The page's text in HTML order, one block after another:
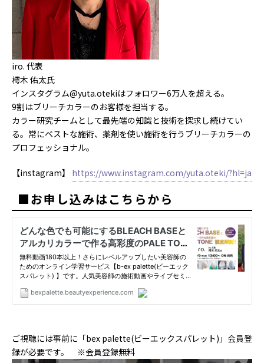
iro. 代表
樗木 佑太氏
インスタグラム@yuta.otekiはフォロワー6万人を超える。
9割はブリーチカラーのお客様を担当する。
カラー研究チームとして最先端の知識と技術を探求し続けてい
る。常にベストな施術、薬剤を使い施術を行うブリーチカラーの
プロフェッショナル。
【instagram】 https://www.instagram.com/yuta.oteki/?hl=ja
■お申し込みはこちらから
ご視聴には事前に「bex palette(ビーエックスパレット)」会員登
録が必要です。 ※会員登録無料